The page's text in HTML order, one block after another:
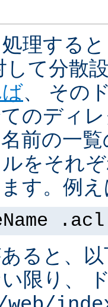
理する
して分散
、 その
のディ
前の一
をそれ
す。例
.acl
ると、
限り、